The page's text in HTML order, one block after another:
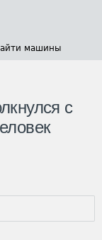
машины
с